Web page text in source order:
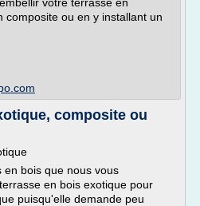
composite ou en y installant un
composite ou
en bois que nous vous
en bois exotique pour
puisqu'elle demande peu